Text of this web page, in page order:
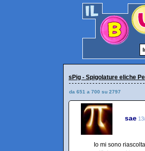
sPig - Spigolature eliche
da 651 a 700 su 2797
sae
Io mi sono